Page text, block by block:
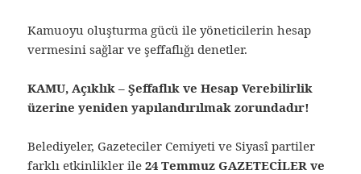
Kamuoyu oluşturma gücü ile yöneticilerin hesap
vermesini sağlar ve şeffaflığı denetler.
KAMU, Açıklık – Şeffaflık ve Hesap Verebilirlik
üzerine yeniden yapılandırılmak zorundadır!
Belediyeler, Gazeteciler Cemiyeti ve Siyasî partiler
farklı etkinlikler ile24 Temmuz GAZETECİLER ve